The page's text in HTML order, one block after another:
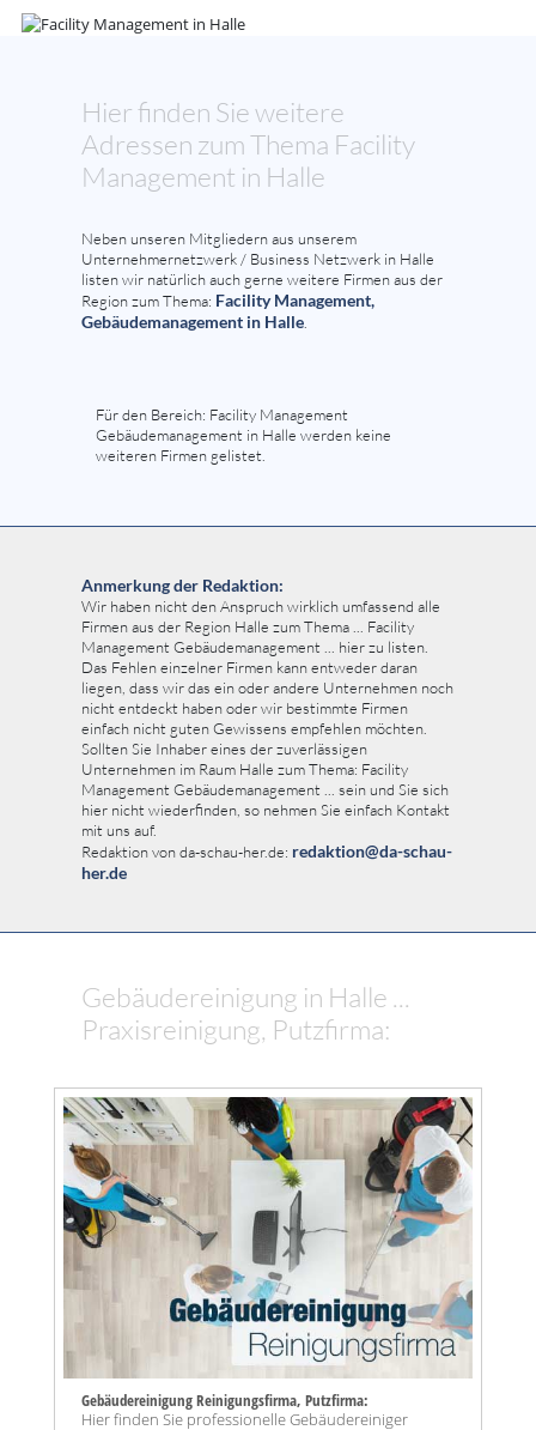
Hier finden Sie weitere
Adressen zum Thema Facility
Management in Halle
Neben unseren Mitgliedern aus unserem
Unternehmernetzwerk / Business Netzwerk in Halle
listen wir natürlich auch gerne weitere Firmen aus der
Region zum Thema: Facility Management,
Gebäudemanagement in Halle.
Für den Bereich: Facility Management
Gebäudemanagement in Halle werden keine
weiteren Firmen gelistet.
Anmerkung der Redaktion:
Wir haben nicht den Anspruch wirklich umfassend alle
Firmen aus der Region Halle zum Thema ... Facility
Management Gebäudemanagement ... hier zu listen.
Das Fehlen einzelner Firmen kann entweder daran
liegen, dass wir das ein oder andere Unternehmen noch
nicht entdeckt haben oder wir bestimmte Firmen
einfach nicht guten Gewissens empfehlen möchten.
Sollten Sie Inhaber eines der zuverlässigen
Unternehmen im Raum Halle zum Thema: Facility
Management Gebäudemanagement ... sein und Sie sich
hier nicht wiederfinden, so nehmen Sie einfach Kontakt
mit uns auf.
Redaktion von da-schau-her.de: redaktion@da-schau-
her.de
Gebäudereinigung in Halle ...
Praxisreinigung, Putzfirma:
Gebäudereinigung Reinigungsfirma, Putzfirma:
Hier finden Sie professionelle Gebäudereiniger